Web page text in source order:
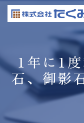
1年に1
石、御影